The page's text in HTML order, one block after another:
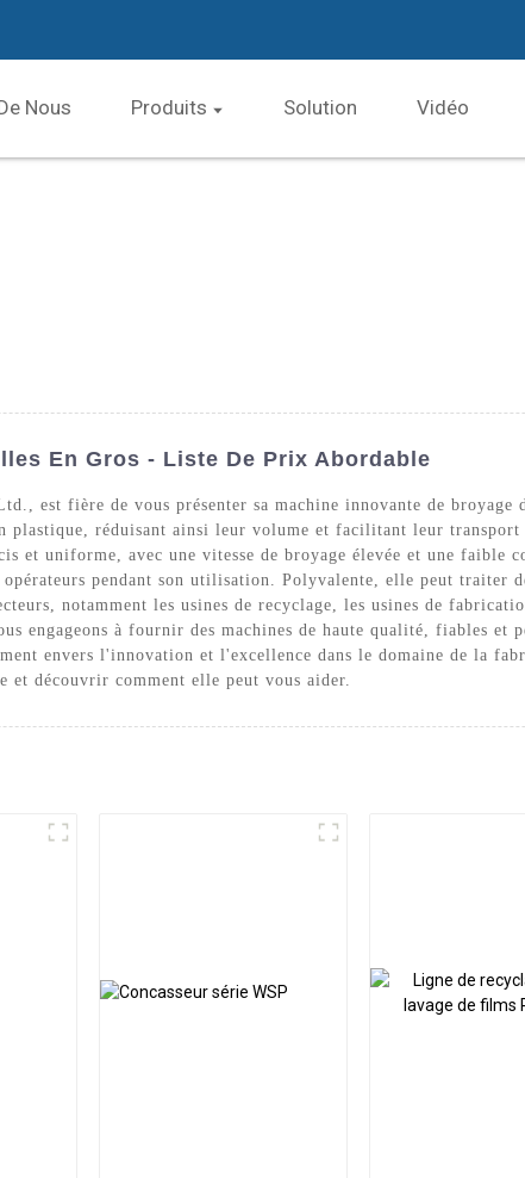
Nous Produits Solution Vidéo
En Gros - Liste De Prix Abordable
est fière de vous présenter sa machine innovante de broyage
plastique, réduisant ainsi leur volume et facilitant leur transport
et uniforme, avec une vitesse de broyage élevée et une faible
pendant son utilisation. Polyvalente, elle peut traiter
notamment les usines de recyclage, les usines de
engageons à fournir des machines de haute qualité, fiables et
envers l'innovation et l'excellence dans le domaine de la
découvrir comment elle peut vous aider.